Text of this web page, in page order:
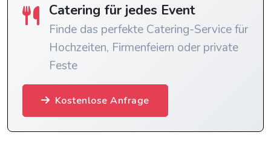
Catering für jedes Event
Finde das perfekte Catering-Service für
Hochzeiten, Firmenfeiern oder private
Feste
Kostenlose Anfrage